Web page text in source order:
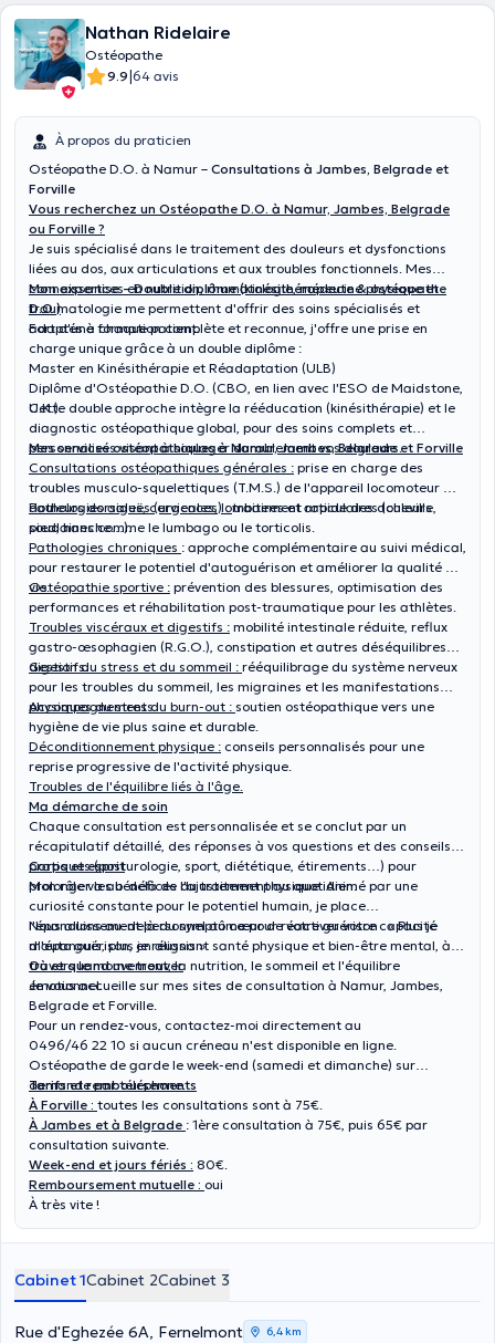
Nathan Ridelaire
Ostéopathe
9.9|64 avis
À propos du praticien
Ostéopathe D.O. à Namur – Consultations à Jambes, Belgrade et
Forville
Vous recherchez un Ostéopathe D.O. à Namur, Jambes, Belgrade
ou Forville ?
Je suis spécialisé dans le traitement des douleurs et dysfonctions
liées au dos, aux articulations et aux troubles fonctionnels. Mes
connaissances en nutrition, rhumatologie, médecine physique et
traumatologie me permettent d'offrir des soins spécialisés et
adaptés à chaque patient.
Mon expertise – Double diplôme (kinésithérapeute & ostéopathe
D.O.)
Fort d'une formation complète et reconnue, j'offre une prise en
charge unique grâce à un double diplôme :
Master en Kinésithérapie et Réadaptation (ULB)
Diplôme d'Ostéopathie D.O. (CBO, en lien avec l'ESO de Maidstone,
U.K.).
Cette double approche intègre la rééducation (kinésithérapie) et le
diagnostic ostéopathique global, pour des soins complets et
personnalisés visant à soulager durablement vos douleurs.
Mes services ostéopathiques à Namur, Jambes, Belgrade et Forville
Consultations ostéopathiques générales : prise en charge des
troubles musculo-squelettiques (T.M.S.) de l'appareil locomoteur —
douleurs dorsales, cervicales, lombaires et articulaires (cheville,
pied, hanche…).
Pathologies aiguës (urgences) :traitement rapide des douleurs
soudaines comme le lumbago ou le torticolis.
Pathologies chroniques : approche complémentaire au suivi médical,
pour restaurer le potentiel d'autoguérison et améliorer la qualité de
vie.
Ostéopathie sportive : prévention des blessures, optimisation des
performances et réhabilitation post-traumatique pour les athlètes.
Troubles viscéraux et digestifs : mobilité intestinale réduite, reflux
gastro-œsophagien (R.G.O.), constipation et autres déséquilibres
digestifs.
Gestion du stress et du sommeil : rééquilibrage du système nerveux
pour les troubles du sommeil, les migraines et les manifestations
physiques du stress.
Accompagnement du burn-out : soutien ostéopathique vers une
hygiène de vie plus saine et durable.
Déconditionnement physique : conseils personnalisés pour une
reprise progressive de l'activité physique.
Troubles de l'équilibre liés à l'âge.
Ma démarche de soin
Chaque consultation est personnalisée et se conclut par un
récapitulatif détaillé, des réponses à vos questions et des conseils
pratiques (posturologie, sport, diététique, étirements…) pour
prolonger les bénéfices du traitement au quotidien.
Corps et esprit
Mon rôle va au-delà de l'ajustement physique. Animé par une
curiosité constante pour le potentiel humain, je place
l'épanouissement personnel au cœur de votre guérison : « Plus je
m'épanouis, plus je réussis ».
Nous allons au-delà du symptôme pour réactiver votre capacité
d'auto guérison, en alignant santé physique et bien-être mental, à
travers le mouvement, la nutrition, le sommeil et l'équilibre
émotionnel.
Où et quand me trouver
Je vous accueille sur mes sites de consultation à Namur, Jambes,
Belgrade et Forville.
Pour un rendez-vous, contactez-moi directement au
0496/46 22 10 si aucun créneau n'est disponible en ligne.
Ostéopathe de garde le week-end (samedi et dimanche) sur
demande par téléphone.
Tarifs et remboursements
À Forville : toutes les consultations sont à 75€.
À Jambes et à Belgrade : 1ère consultation à 75€, puis 65€ par
consultation suivante.
Week-end et jours fériés : 80€.
Remboursement mutuelle : oui
À très vite !
Cabinet 1Cabinet 2Cabinet 3
Rue d'Eghezée 6A, Fernelmont 6,4 km